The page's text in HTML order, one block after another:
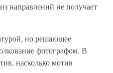
направлений не получает
но решающее
фотографом. В
насколько мотив